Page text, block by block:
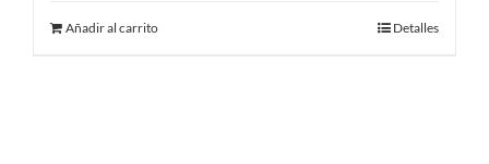
Añadir al carrito Detalles